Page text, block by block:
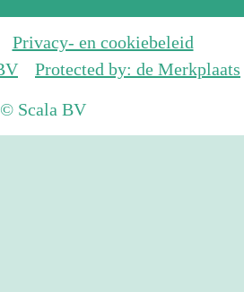
Privacy- en cookiebeleid
Protected by: de Merkplaats
© Scala BV